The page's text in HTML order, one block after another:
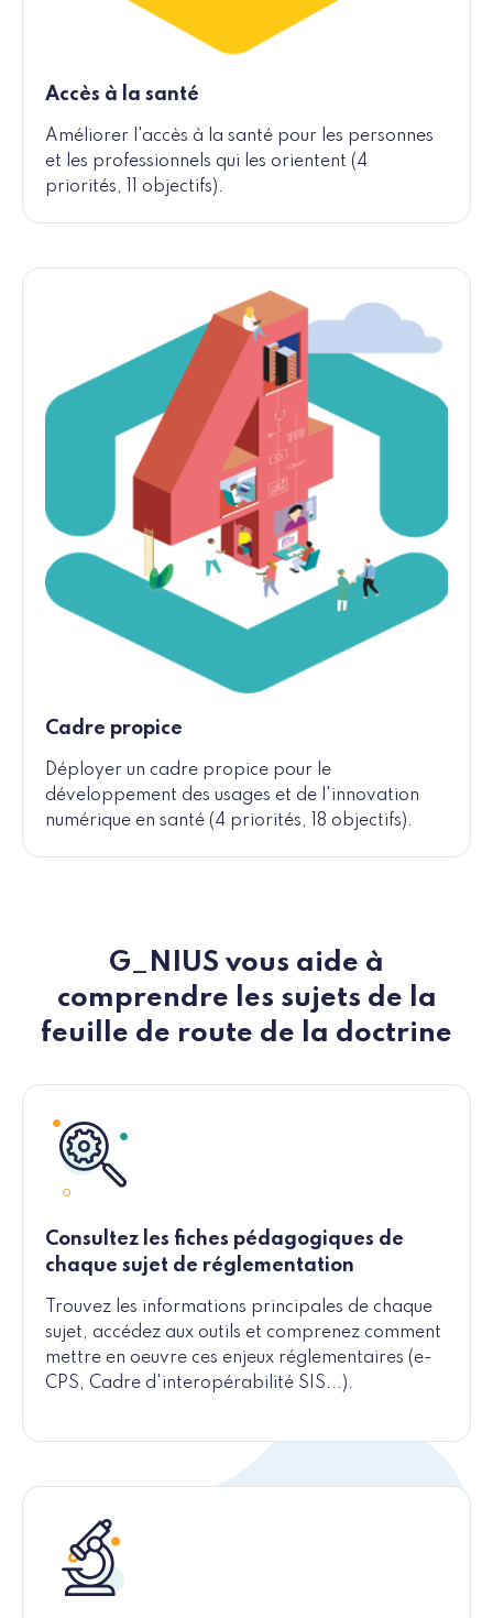
Accès à la santé
Améliorer l'accès à la santé pour les personnes
et les professionnels qui les orientent (4
priorités, 11 objectifs).
Cadre propice
Déployer un cadre propice pour le
développement des usages et de l'innovation
numérique en santé (4 priorités, 18 objectifs).
G_NIUS vous aide à
comprendre les sujets de la
feuille de route de la doctrine
Consultez les fiches pédagogiques de
chaque sujet de réglementation
Trouvez les informations principales de chaque
sujet, accédez aux outils et comprenez comment
mettre en oeuvre ces enjeux réglementaires (e-
CPS, Cadre d'interopérabilité SIS...).